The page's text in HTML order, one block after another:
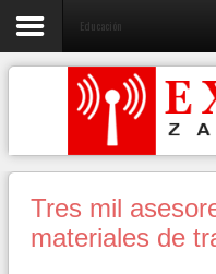
Educación
Tres mil
materiales de